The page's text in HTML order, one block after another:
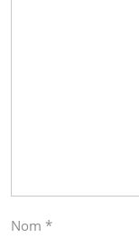
Nom *